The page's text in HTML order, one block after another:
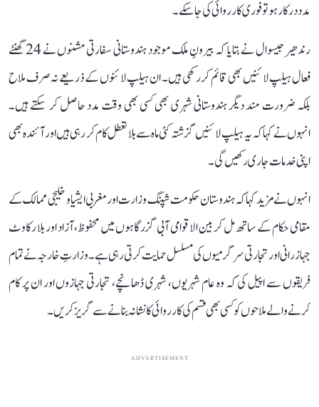
مدد درکار ہو تو فوری کارروائی کی جا سکے۔
رندھیر جیسوال نے بتایا کہ بیرونِ ملک موجود ہندوستانی سفارتی مشنوں نے 24 گھنٹے
فعال ہیلپ لائنیں بھی قائم کر رکھی ہیں۔ ان ہیلپ لائنوں کے ذریعے نہ صرف ملاح
بلکہ ضرورت مند دیگر ہندوستانی شہری بھی کسی بھی وقت مدد حاصل کر سکتے ہیں۔
انہوں نے کہا کہ یہ ہیلپ لائنیں گزشتہ کئی ماہ سے بلا تعطل کام کر رہی ہیں اور آئندہ بھی
اپنی خدمات جاری رکھیں گی۔
انہوں نے مزید کہا کہ ہندوستان حکومت شپنگ وزارت اور مغربی ایشیا و خلیجی ممالک کے
مقامی حکام کے ساتھ مل کر بین الاقوامی آبی گزرگاہوں میں محفوظ، آزاد اور بلا رکاوٹ
جہاز رانی اور تجارتی سرگرمیوں کی مسلسل حمایت کرتی رہی ہے۔ وزارتِ خارجہ نے تمام
فریقوں سے اپیل کی کہ وہ عام شہریوں، شہری ڈھانچے، تجارتی جہازوں اور ان پر کام
کرنے والے ملاحوں کو کسی بھی قسم کی کارروائی کا نشانہ بنانے سے گریز کریں۔
ADVERTISEMENT